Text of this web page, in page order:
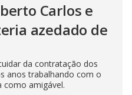
Carlos e
azedado de
da contratação dos
anos trabalhando com o
como amigável.